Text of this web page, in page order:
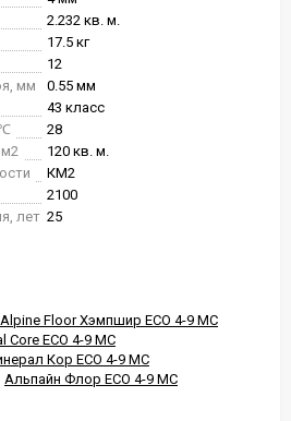
2.232 кв. м.
17.5 кг
12
мм
0.55 мм
43 класс
℃
28
м2
120 кв. м.
КМ2
2100
лет 25
Floor Хэмпшир ECO 4-9 MC
ECO 4-9 MC
Кор ECO 4-9 MC
Альпайн Флор ECO 4-9 MC